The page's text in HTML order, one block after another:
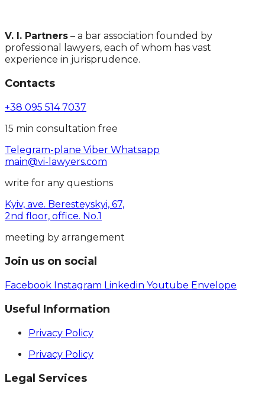
V. I. Partners – a bar association founded by
professional lawyers, each of whom has vast
experience in jurisprudence.
Contacts
+38 095 514 7037
15 min consultation free
Telegram-plane Viber Whatsapp
main@vi-lawyers.com
write for any questions
Kyiv, ave. Beresteyskyi, 67,
2nd floor, office. No.1
meeting by arrangement
Join us on social
Facebook Instagram Linkedin Youtube Envelope
Useful Information
Privacy Policy
Privacy Policy
Legal Services